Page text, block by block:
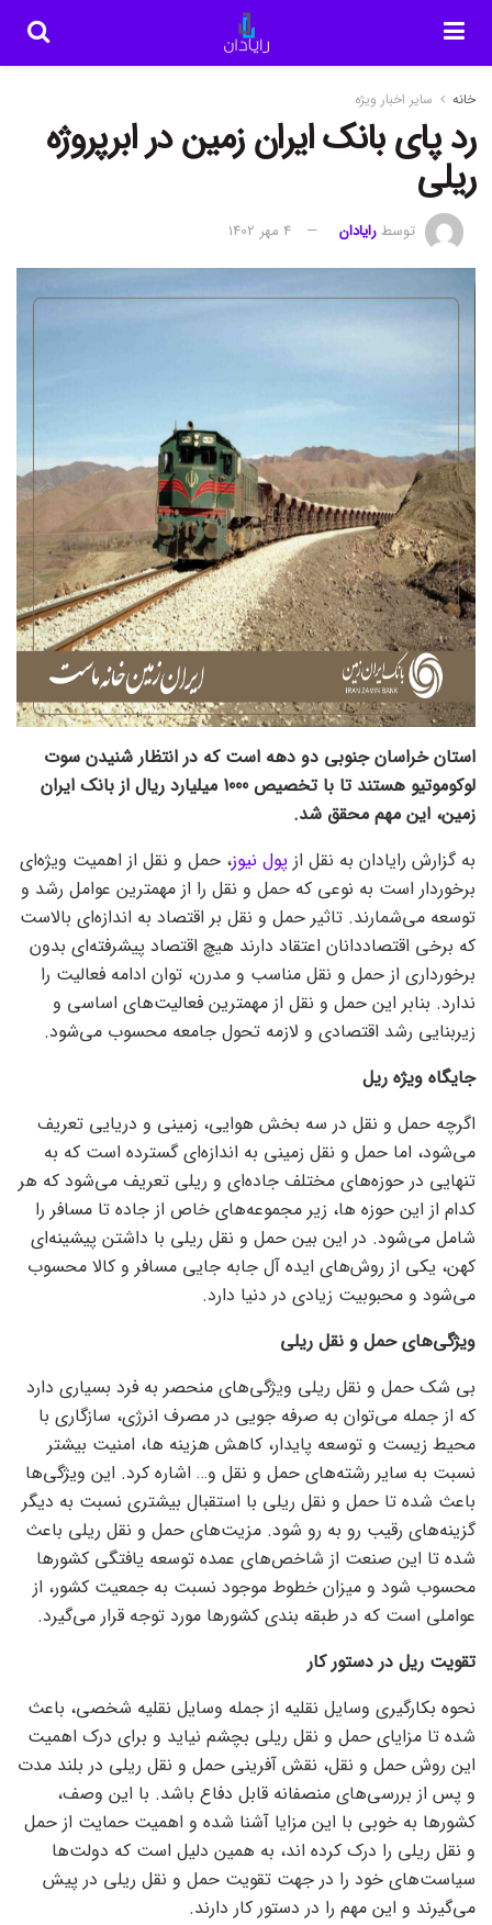
خانه سایر اخبار ویژه
رد پای بانک ایران زمین در ابرپروژه
ریلی
توسطرایادان 4 مهر 1402
استان خراسان جنوبی دو دهه است که در انتظار شنیدن سوت
لوکوموتیو هستند تا با تخصیص 1000 میلیارد ریال از بانک ایران
زمین، این مهم محقق شد.
به گزارش رایادان به نقل از پول نیوز، حمل و نقل از اهمیت ویژه‌ای
برخوردار است به نوعی که حمل و نقل را از مهمترین عوامل رشد و
توسعه می‌شمارند. تاثیر حمل و نقل بر اقتصاد به اندازه‌ای بالاست
که برخی اقتصاددانان اعتقاد دارند هیچ اقتصاد پیشرفته‌ای بدون
برخورداری از حمل و نقل مناسب و مدرن، توان ادامه فعالیت را
ندارد. بنابر این حمل و نقل از مهمترین فعالیت‌های اساسی و
زیربنایی رشد اقتصادی و لازمه تحول جامعه محسوب می‌شود.
جایگاه ویژه ریل
اگرچه حمل و نقل در سه بخش هوایی، زمینی و دریایی تعریف
می‌شود، اما حمل و نقل زمینی به اندازه‌ای گسترده است که به
تنهایی در حوزه‌های مختلف جاده‌ای و ریلی تعریف می‌شود که هر
کدام از این حوزه ها، زیر مجموعه‌های خاص از جاده تا مسافر را
شامل می‌شود. در این بین حمل و نقل ریلی با داشتن پیشینه‌ای
کهن، یکی از روش‌های ایده آل جابه جایی مسافر و کالا محسوب
می‌شود و محبوبیت زیادی در دنیا دارد.
ویژگی‌های حمل و نقل ریلی
بی شک حمل و نقل ریلی ویژگی‌های منحصر به فرد بسیاری دارد
که از جمله می‌توان به صرفه جویی در مصرف انرژی، سازگاری با
محیط زیست و توسعه پایدار، کاهش هزینه ها، امنیت بیشتر
نسبت به سایر رشته‌های حمل و نقل و… اشاره کرد. این ویژگی‌ها
باعث شده تا حمل و نقل ریلی با استقبال بیشتری نسبت به دیگر
گزینه‌های رقیب رو به رو شود. مزیت‌های حمل و نقل ریلی باعث
شده تا این صنعت از شاخص‌های عمده توسعه یافتگی کشور‌ها
محسوب شود و میزان خطوط موجود نسبت به جمعیت کشور، از
عواملی است که در طبقه بندی کشور‌ها مورد توجه قرار می‌گیرد.
تقویت ریل در دستور کار
نحوه بکارگیری وسایل نقلیه از جمله وسایل نقلیه شخصی، باعث
شده تا مزایای حمل و نقل ریلی بچشم نیاید و برای درک اهمیت
این روش حمل و نقل، نقش آفرینی حمل و نقل ریلی در بلند مدت
و پس از بررسی‌های منصفانه قابل دفاع باشد. با این وصف،
کشور‌ها به خوبی با این مزایا آشنا شده و اهمیت حمایت از حمل
و نقل ریلی را درک کرده اند، به همین دلیل است که دولت‌ها
سیاست‌های خود را در جهت تقویت حمل و نقل ریلی در پیش
می‌گیرند و این مهم را در دستور کار دارند.